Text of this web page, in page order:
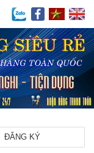
ĐĂNG KÝ